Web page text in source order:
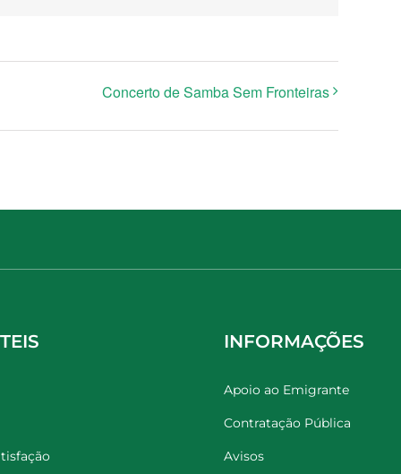
Concerto de Samba Sem Fronteiras
INFORMAÇÕES
Apoio ao Emigrante
Contratação Pública
Avisos